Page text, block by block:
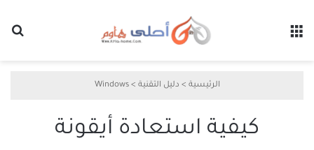
الرئيسية > دليل التقنية >
Windows
كيفية استعادة أيقونة